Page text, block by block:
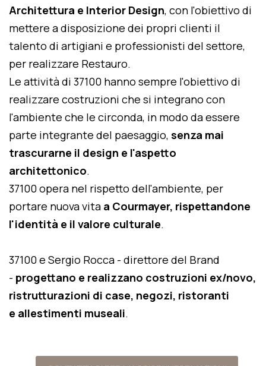
Architettura e Interior Design, con l'obiettivo di
mettere a disposizione dei propri clienti il
talento di artigiani e professionisti del settore,
per realizzare Restauro.
Le attività di 37100 hanno sempre l'obiettivo di
realizzare costruzioni che si integrano con
l'ambiente che le circonda, in modo da essere
parte integrante del paesaggio, senza mai
trascurarne il design e l'aspetto
architettonico.
37100 opera nel rispetto dell'ambiente, per
portare nuova vita a Courmayer, rispettandone
l'identità e il valore culturale.
37100 e Sergio Rocca - direttore del Brand
- progettano e realizzano costruzioni ex/novo,
ristrutturazioni di case, negozi, ristoranti
e allestimenti museali.